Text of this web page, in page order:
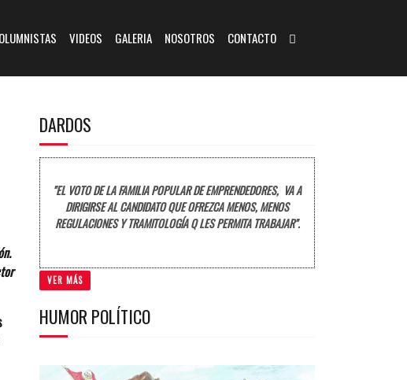
VIDEOS GALERIA NOSOTROS CONTACTO
DARDOS
"EL VOTO DE LA FAMILIA POPULAR DE EMPRENDEDORES, VA A
DIRIGIRSE AL CANDIDATO QUE OFREZCA MENOS, MENOS
REGULACIONES Y TRAMITOLOGÍA Q LES PERMITA TRABAJAR".
VER MÁS
HUMOR POLÍTICO